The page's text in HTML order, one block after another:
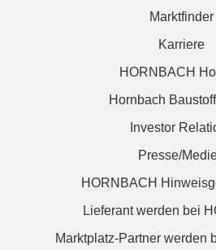
Marktfinder
Karriere
HORNBACH
Hornbach
Investor
Presse/
HORNBACH
Lieferant werden bei
Marktplatz-Partner werden